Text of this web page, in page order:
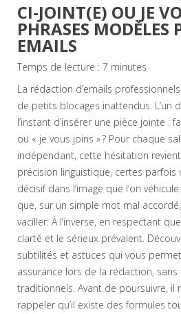
CI-JOINT(E) OU JE
PHRASES MODÈLES
EMAILS
Temps de lecture : 7 minutes
La rédaction d’emails
de petits blocages inattendus. L’un
l’instant d’insérer une pièce jointe :
ou « je vous joins » ? Pour chaque
indépendant, cette hésitation
précision linguistique, certes parfois
décisif dans l’image que l’on
que, sur un simple mot mal
vaciller. À l’inverse, en respectant
clarté et le sérieux prévalent.
subtilités et astuces qui vous
assurance lors de la rédaction,
traditionnels. Avant de poursuivre, il
rappeler qu’il existe des formules